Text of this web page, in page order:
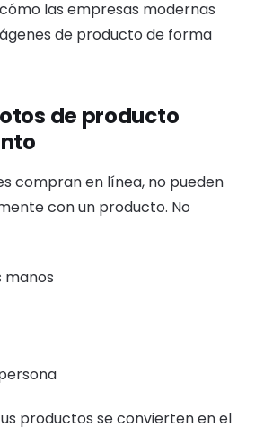
las empresas modernas
de producto de forma
de producto
compran en línea, no pueden
con un producto. No
manos
productos se convierten en el